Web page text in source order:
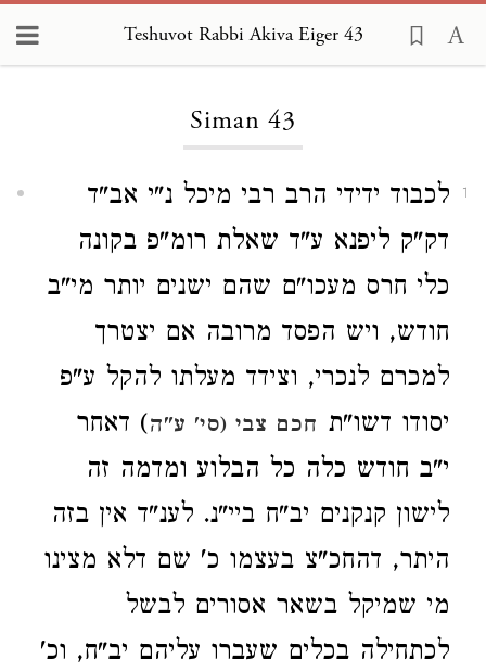
Teshuvot Rabbi Akiva Eiger 43
Siman 43
1
לכבוד ידידי הרב רבי מיכל נ"י אב"ד
דק"ק ליפנא ע"ד שאלת רומ"פ בקונה
כלי חרס מעכו"ם שהם ישנים יותר מי"ב
חודש, ויש הפסד מרובה אם יצטרך
למכרם לנכרי, וצידד מעלתו להקל ע"פ
יסודו דשו"ת חכם צבי (סי' ע"ה) דאחר
י"ב חודש כלה כל הבלוע ומדמה זה
לישון קנקנים יב"ח ביי"נ. לענ"ד אין בזה
היתר, דהחכ"צ בעצמו כ' שם דלא מצינו
מי שמיקל בשאר אסורים לבשל
לכתחילה בכלים שעברו עליהם יב"ח, וכ'